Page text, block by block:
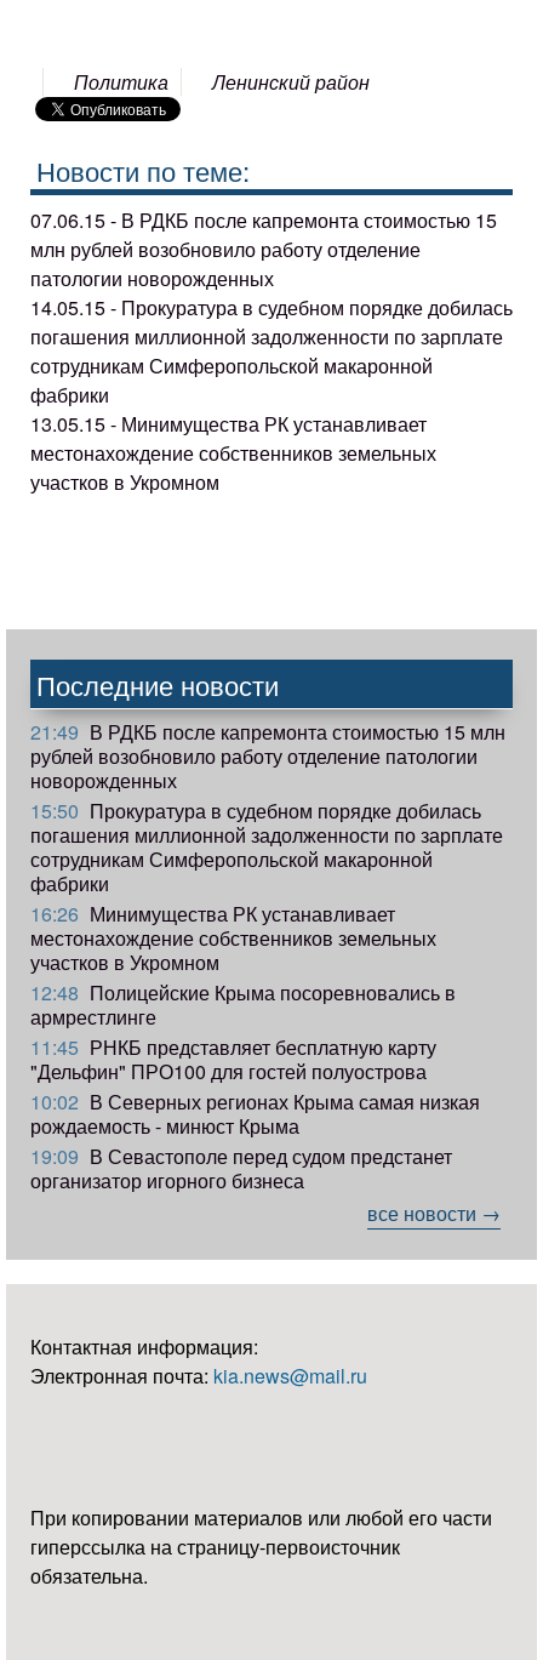
Политика Ленинский район
Новости по теме:
07.06.15 - В РДКБ после капремонта стоимостью 15
млн рублей возобновило работу отделение
патологии новорожденных
14.05.15 - Прокуратура в судебном порядке добилась
погашения миллионной задолженности по зарплате
сотрудникам Симферопольской макаронной
фабрики
13.05.15 - Минимущества РК устанавливает
местонахождение собственников земельных
участков в Укромном
Последние новости
21:49 В РДКБ после капремонта стоимостью 15 млн
рублей возобновило работу отделение патологии
новорожденных
15:50 Прокуратура в судебном порядке добилась
погашения миллионной задолженности по зарплате
сотрудникам Симферопольской макаронной
фабрики
16:26 Минимущества РК устанавливает
местонахождение собственников земельных
участков в Укромном
12:48 Полицейские Крыма посоревновались в
армрестлинге
11:45 РНКБ представляет бесплатную карту
"Дельфин" ПРО100 для гостей полуострова
10:02 В Северных регионах Крыма самая низкая
рождаемость - минюст Крыма
19:09 В Севастополе перед судом предстанет
организатор игорного бизнеса
все новости →
Контактная информация:
Электронная почта: kia.news@mail.ru
При копировании материалов или любой его части
гиперссылка на страницу-первоисточник
обязательна.